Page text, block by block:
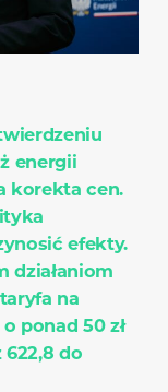
energii
korekta cen.
efekty.
działaniom
na
ponad 50 zł
do